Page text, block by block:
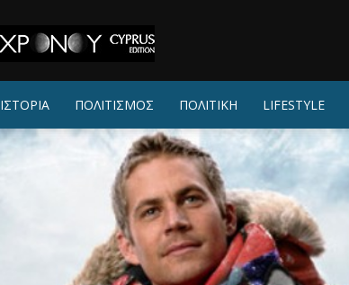
ΙΣΤΟΡΙΑ ΠΟΛΙΤΙΣΜΟΣ ΠΟΛΙΤΙΚΗ LIFESTYLE